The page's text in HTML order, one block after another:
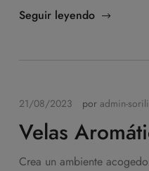
Seguir leyendo
21/08/2023 por admin-
Velas
Crea un ambiente